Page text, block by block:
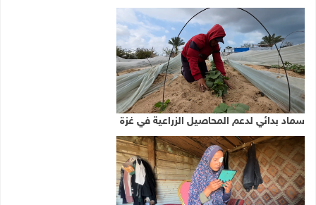
سماد بدائي لدعم المحاصيل الزراعية في غزة